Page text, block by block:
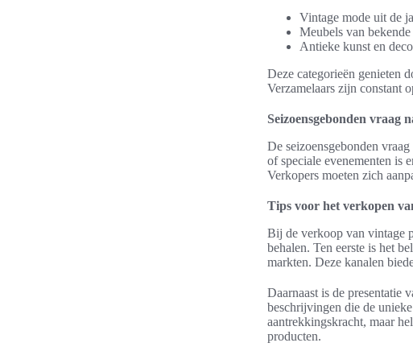
Vintage mode uit de
Meubels van
Antieke kunst en
Deze categorieën genieten
Verzamelaars zijn constant
Seizoensgebonden vraag
De seizoensgebonden
of speciale evenementen is
Verkopers moeten zich
Tips voor het verkopen
Bij de verkoop van vintage
behalen. Ten eerste is het
markten. Deze kanalen
Daarnaast is de presentatie
beschrijvingen die de
aantrekkingskracht, maar
producten.